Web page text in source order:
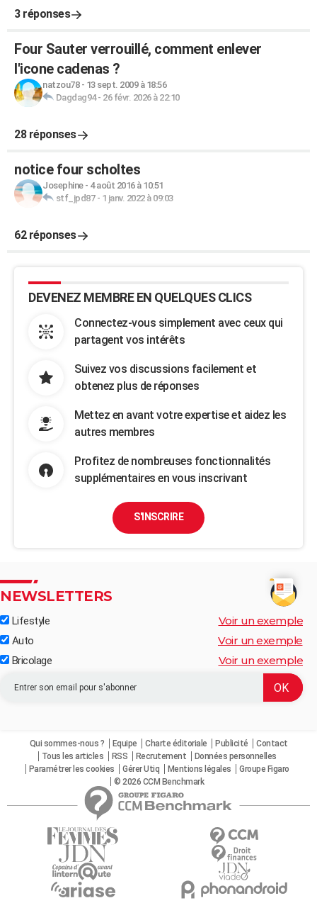
3 réponses
Four Sauter verrouillé, comment enlever
l'icone cadenas ?
natzou78- 13 sept. 2009 à 18:56
Dagdag94- 26 févr. 2026 à 22:10
28 réponses
notice four scholtes
Josephine- 4 août 2016 à 10:51
stf_jpd87- 1 janv. 2022 à 09:03
62 réponses
DEVENEZ MEMBRE EN QUELQUES CLICS
Connectez-vous simplement avec ceux qui
partagent vos intérêts
Suivez vos discussions facilement et
obtenez plus de réponses
Mettez en avant votre expertise et aidez les
autres membres
Profitez de nombreuses fonctionnalités
supplémentaires en vous inscrivant
S'INSCRIRE
NEWSLETTERS
Lifestyle Voir un exemple
Auto Voir un exemple
Bricolage Voir un exemple
Qui sommes-nous ? Equipe Charte éditoriale Publicité
Contact
Tous les articles
RSS Recrutement
Données personnelles
Paramétrer les cookies
Gérer Utiq Mentions légales
Groupe Figaro
© 2026 CCM Benchmark